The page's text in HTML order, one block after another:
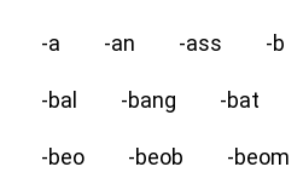
-a -an -ass -b
-bal -bang -bat
-beo -beob -beom